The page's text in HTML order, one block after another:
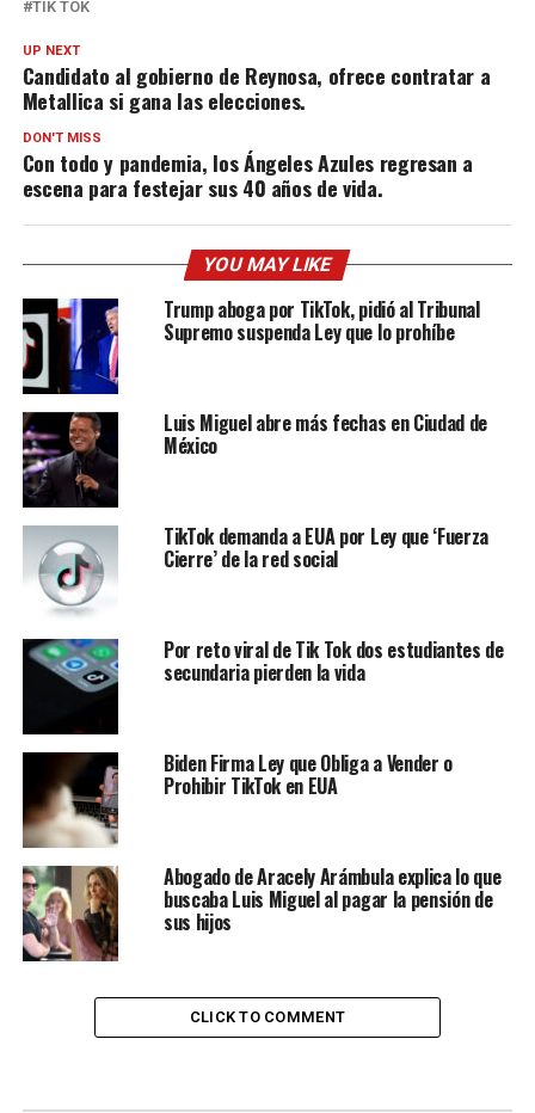
TIK TOK
UP NEXT
Candidato al gobierno de Reynosa, ofrece contratar a
Metallica si gana las elecciones.
DON'T MISS
Con todo y pandemia, los Ángeles Azules regresan a
escena para festejar sus 40 años de vida.
YOU MAY LIKE
Trump aboga por TikTok, pidió al Tribunal
Supremo suspenda Ley que lo prohíbe
Luis Miguel abre más fechas en Ciudad de
México
TikTok demanda a EUA por Ley que ‘Fuerza
Cierre’ de la red social
Por reto viral de Tik Tok dos estudiantes de
secundaria pierden la vida
Biden Firma Ley que Obliga a Vender o
Prohibir TikTok en EUA
Abogado de Aracely Arámbula explica lo que
buscaba Luis Miguel al pagar la pensión de
sus hijos
CLICK TO COMMENT